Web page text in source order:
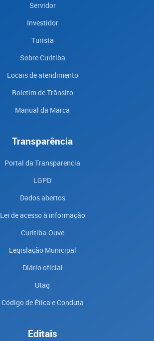
Servidor
Investidor
Turista
Sobre Curitiba
Locais de atendimento
Boletim de Trânsito
Manual da Marca
Transparência
Portal da Transparencia
LGPD
Dados abertos
Lei de acesso à informação
Curitiba-Ouve
Legislação Municipal
Diário oficial
Utag
Código de Ética e Conduta
Editais